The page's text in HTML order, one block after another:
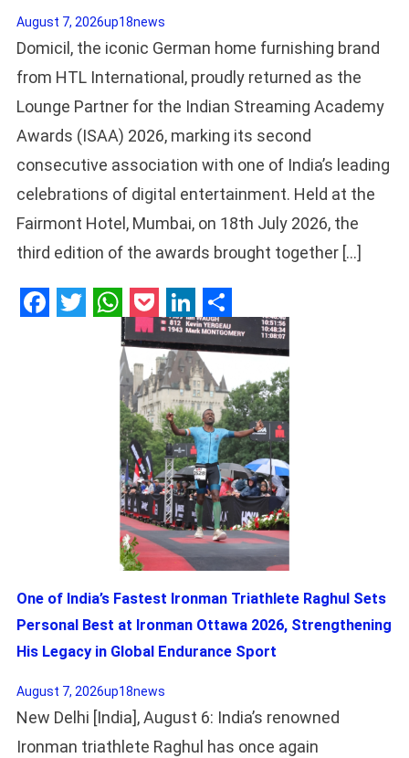
August 7, 2026up18news
Domicil, the iconic German home furnishing brand
from HTL International, proudly returned as the
Lounge Partner for the Indian Streaming Academy
Awards (ISAA) 2026, marking its second
consecutive association with one of India’s leading
celebrations of digital entertainment. Held at the
Fairmont Hotel, Mumbai, on 18th July 2026, the
third edition of the awards brought together […]
Facebook
TwitterWhatsApp
Pocket
LinkedIn
Share
One of India’s Fastest Ironman Triathlete Raghul Sets
Personal Best at Ironman Ottawa 2026, Strengthening
His Legacy in Global Endurance Sport
August 7, 2026up18news
New Delhi [India], August 6: India’s renowned
Ironman triathlete Raghul has once again